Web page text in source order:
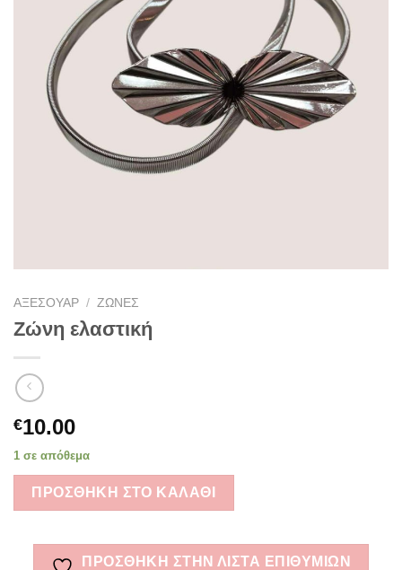
ΣΤΗΝ ΛΊΣΤΑ
ΕΠΙΘΥΜΙΏΝ
ΑΞΕΣΟΥΑΡ / ΖΏΝΕΣ
Ζώνη ελαστική
€10.00
1 σε απόθεμα
ΠΡΟΣΘΉΚΗ ΣΤΟ ΚΑΛΆΘΙ
ΠΡΌΣΘΉΚΗ ΣΤΗΝ ΛΊΣΤΑ ΕΠΙΘΥΜΙΏΝ